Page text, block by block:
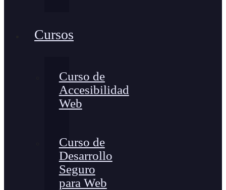
Cursos
Curso de
Accesibilidad
Web
Curso de
Desarrollo
Seguro
para Web